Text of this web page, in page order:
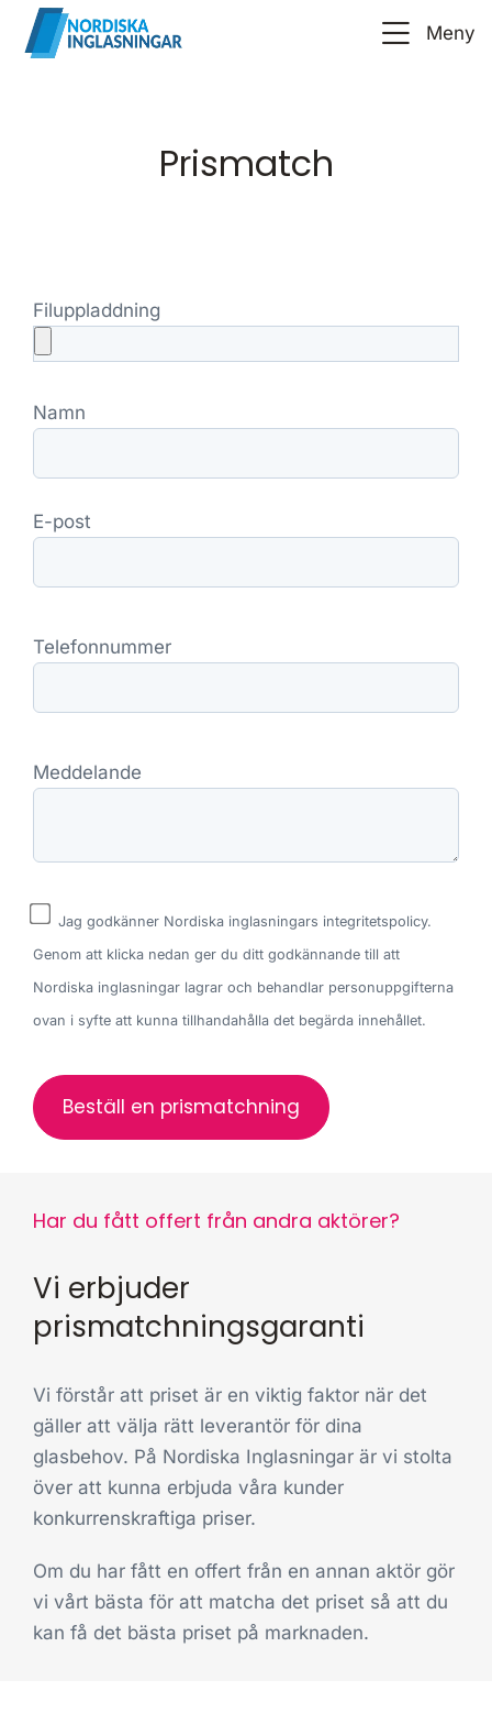
Meny
Prismatch
Har du fått offert från andra aktörer?
Vi erbjuder
prismatchningsgaranti
Vi förstår att priset är en viktig faktor när det
gäller att välja rätt leverantör för dina
glasbehov. På Nordiska Inglasningar är vi stolta
över att kunna erbjuda våra kunder
konkurrenskraftiga priser.
Om du har fått en offert från en annan aktör gör
vi vårt bästa för att matcha det priset så att du
kan få det bästa priset på marknaden.
Filuppladdning
Namn
E-post
Telefonnummer
Meddelande
Jag godkänner Nordiska inglasningars integritetspolicy.
Genom att klicka nedan ger du ditt godkännande till att
Nordiska inglasningar lagrar och behandlar personuppgifterna
ovan i syfte att kunna tillhandahålla det begärda innehållet.